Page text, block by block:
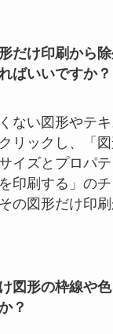
だけ印刷から
ばいいですか？
ない図形やテ
リックし、「
イズとプロパ
印刷する」の
の図形だけ印
図形の枠線や
？